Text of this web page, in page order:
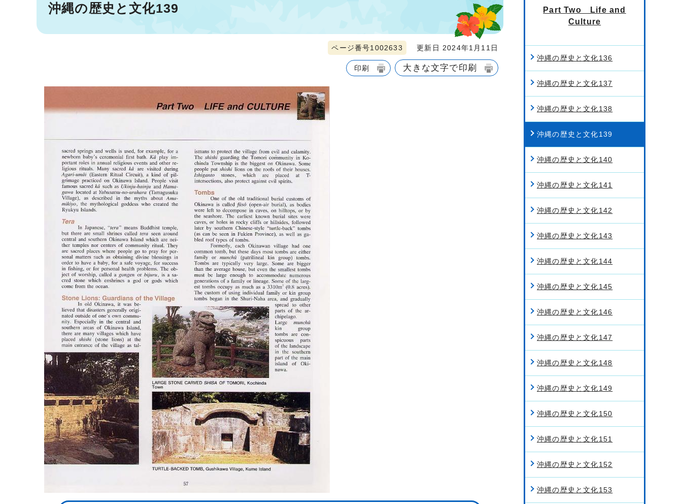
沖縄の歴史と文化139
ページ番号1002633 更新日 2024年1月11日
印刷 大きな文字で印刷
Part Two Life and
Culture
沖縄の歴史と文化136
沖縄の歴史と文化137
沖縄の歴史と文化138
沖縄の歴史と文化139
沖縄の歴史と文化140
沖縄の歴史と文化141
沖縄の歴史と文化142
沖縄の歴史と文化143
沖縄の歴史と文化144
沖縄の歴史と文化145
沖縄の歴史と文化146
沖縄の歴史と文化147
沖縄の歴史と文化148
沖縄の歴史と文化149
沖縄の歴史と文化150
沖縄の歴史と文化151
沖縄の歴史と文化152
沖縄の歴史と文化153